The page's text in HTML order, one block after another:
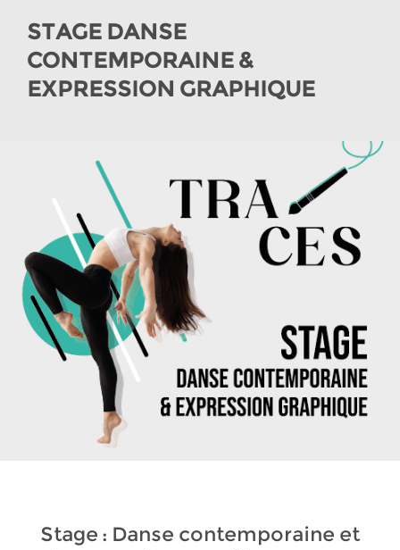
STAGE DANSE
CONTEMPORAINE &
EXPRESSION GRAPHIQUE
Stage : Danse contemporaine et